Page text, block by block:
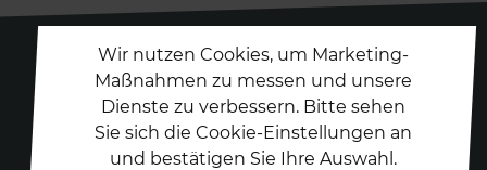
Folgen Sie uns auf
Wir nutzen Cookies, um Marketing-
Maßnahmen zu messen und unsere
Dienste zu verbessern. Bitte sehen
Sie sich die Cookie-Einstellungen an
und bestätigen Sie Ihre Auswahl.